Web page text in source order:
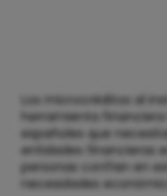
Los microcréditos al
herramienta
españoles que
entidades financieras
personas confían en
necesidades